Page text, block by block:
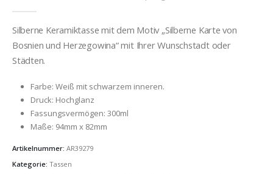
Silberne Keramiktasse mit dem Motiv „Silberne Karte von
Bosnien und Herzegowina“ mit Ihrer Wunschstadt oder
Städten.
Farbe: Weiß mit schwarzem inneren.
Druck: Hochglanz
Fassungsvermögen: 300ml
Maße: 94mm x 82mm
Artikelnummer: AR39279
Kategorie: Tassen